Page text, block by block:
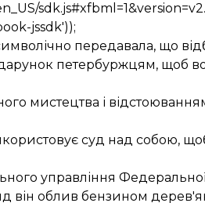
jssdk'));
передавала, що
петербуржцям, щоб
мистецтва і
суд над собою,
управління
він облив бензином